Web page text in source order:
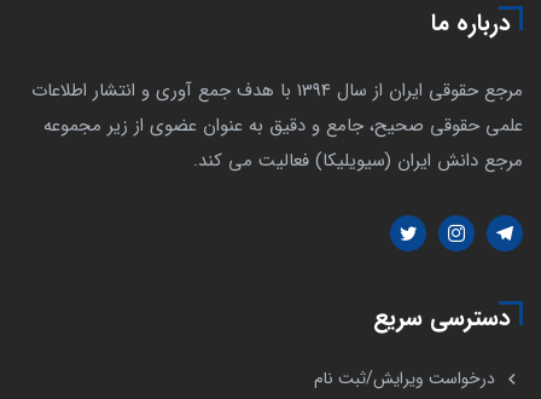
درباره ما
مرجع حقوقی ایران از سال 1394 با هدف جمع آوری و انتشار اطلاعات
علمی حقوقی صحیح، جامع و دقیق به عنوان عضوی از زیر مجموعه
مرجع دانش ایران (سیویلیکا) فعالیت می کند.
دسترسی سریع
درخواست ویرایش/ثبت نام